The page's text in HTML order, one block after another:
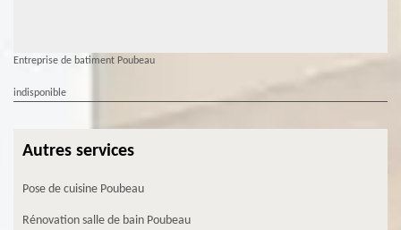
Entreprise de batiment Poubeau
indisponible
Autres services
Pose de cuisine Poubeau
Rénovation salle de bain Poubeau